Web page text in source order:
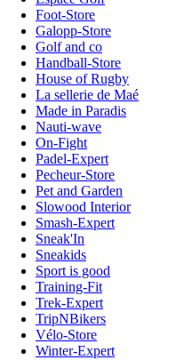
Foot-Store
Galopp-Store
Golf and co
Handball-Store
House of Rugby
La sellerie de Maé
Made in Paradis
Nauti-wave
On-Fight
Padel-Expert
Pecheur-Store
Pet and Garden
Slowood Interior
Smash-Expert
Sneak'In
Sneakids
Sport is good
Training-Fit
Trek-Expert
TripNBikers
Vélo-Store
Winter-Expert